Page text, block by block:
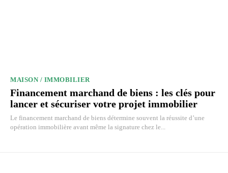
MAISON / IMMOBILIER
Financement marchand de biens : les clés pour
lancer et sécuriser votre projet immobilier
Le financement marchand de biens détermine souvent la réussite d’une
opération immobilière avant même la signature chez le...